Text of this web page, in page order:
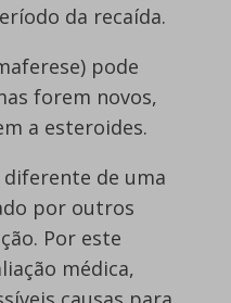
da recaída.
pode
forem novos,
a esteroides.
de uma
por outros
Por este
médica,